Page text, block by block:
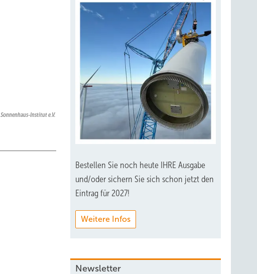
Sonnenhaus-Institut e.V.
Bestellen Sie noch heute IHRE Ausgabe
und/oder sichern Sie sich schon jetzt den
Eintrag für 2027!
Weitere Infos
Newsletter